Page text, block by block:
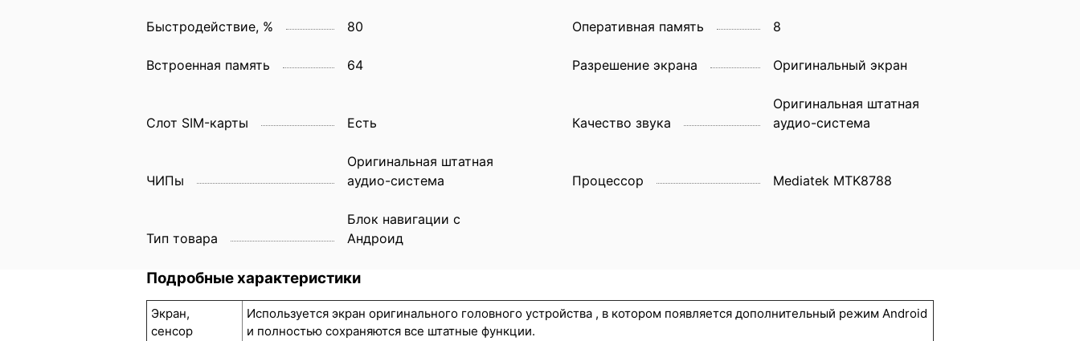
Быстродействие, % 80 Оперативная память 8
Встроенная память 64 Разрешение экрана Оригинальный экран
Слот SIM-карты Eсть Качество звука
Оригинальная штатная
аудио-система
ЧИПы
Оригинальная штатная
аудио-система
Процессор Mediatek MTK8788
Тип товара
Блок навигации с
Андроид
Подробные характеристики
Экран,
сенсор
Используется экран оригинального головного устройства , в котором появляется дополнительный режим Android
и полностью сохраняются все штатные функции.